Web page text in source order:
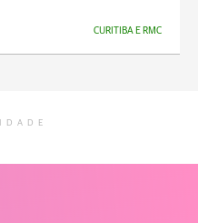
CURITIBA E RMC